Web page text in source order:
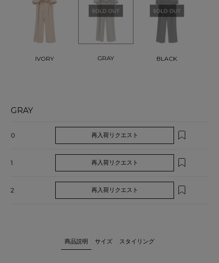
IVORY GRAY BLACK
GRAY
0 再入荷リクエスト
1 再入荷リクエスト
2 再入荷リクエスト
商品説明 サイズ スタイリング